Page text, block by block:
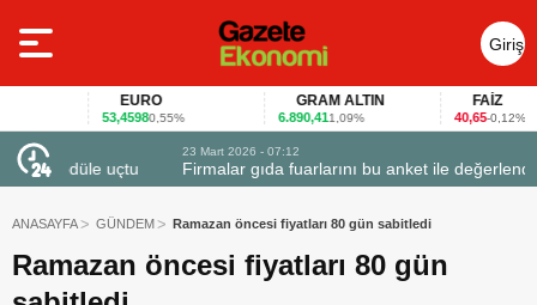
Giriş
Yap
EURO
53,45980,55%
GRAM ALTIN
6.890,411,09% 40,65-0,12%
23 Mart 2026 - 07:12
Firmalar gıda fuarlarını bu anket ile değerlendirdi
ANASAYFA GÜNDEM Ramazan öncesi fiyatları 80 gün sabitledi
Ramazan öncesi fiyatları 80 gün